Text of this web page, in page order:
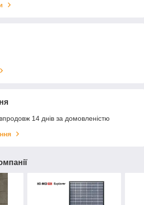
14 днів за домовленістю